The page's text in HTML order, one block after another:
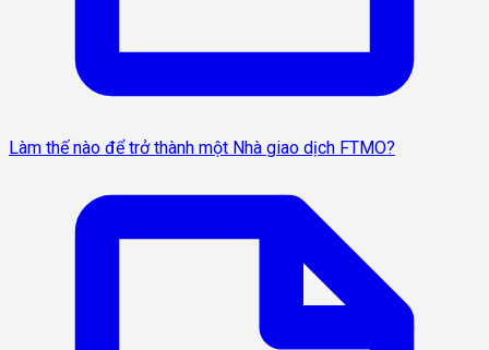
Làm thế nào để trở thành một Nhà giao dịch FTMO?